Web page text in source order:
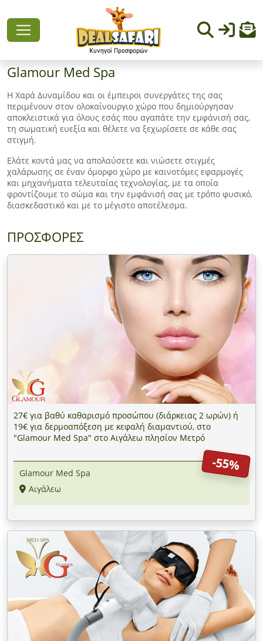
Glamour Med Spa
Η Χαρά Δυναμίδου και οι έμπειροι συνεργάτες της σας
περιμένουν στον ολοκαίνουργιο χώρο που δημιούργησαν
αποκλειστικά για όλους εσάς που αγαπάτε την εμφάνισή σας,
τη σωματική ευεξία και θέλετε να ξεχωρίσετε σε κάθε σας
στιγμή.
Ελάτε κοντά μας να απολαύσετε και νιώσετε στιγμές
χαλάρωσης σε έναν όμορφο χώρο με καινοτόμες εφαρμογές
και μηχανήματα τελευταίας τεχνολογίας, με τα οποία
φροντίζουμε το σώμα και την εμφάνισή σας με τρόπο φυσικό,
διασκεδαστικό και με το μέγιστο αποτέλεσμα.
ΠΡΟΣΦΟΡΕΣ
27€ για βαθύ καθαρισμό προσώπου (διάρκειας 2 ωρών) ή
19€ για δερμοαπόξεση με κεφαλή διαμαντιού, στο
"Glamour Med Spa" στο Αιγάλεω πλησίον Μετρό
-55%
Glamour Med Spa
Αιγάλεω